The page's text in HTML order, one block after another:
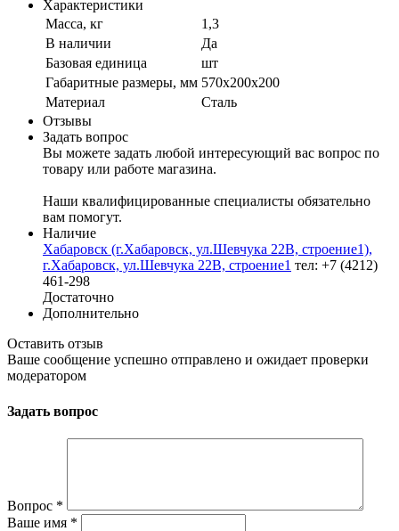
Характеристики
Масса, кг
1,3
В наличии
Да
Базовая единица
шт
Габаритные размеры, мм 570х200х200
Материал
Сталь
Отзывы
Задать вопрос
Вы можете задать любой интересующий вас вопрос по
товару или работе магазина.
Наши квалифицированные специалисты обязательно
вам помогут.
Наличие
Хабаровск (г.Хабаровск, ул.Шевчука 22В, строение1),
г.Хабаровск, ул.Шевчука 22В, строение1 тел: +7 (4212)
461-298
Достаточно
Дополнительно
Оставить отзыв
Ваше сообщение успешно отправлено и ожидает проверки
модератором
Задать вопрос
Вопрос *
Ваше имя *